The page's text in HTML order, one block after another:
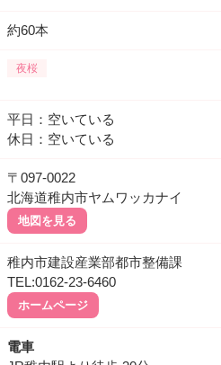
約60本
夜桜
平日：空いている
休日：空いている
〒097-0022
北海道稚内市ヤムワッカナイ
地図を見る
稚内市建設産業部都市整備課
TEL:0162-23-6460
ホームページ
電車